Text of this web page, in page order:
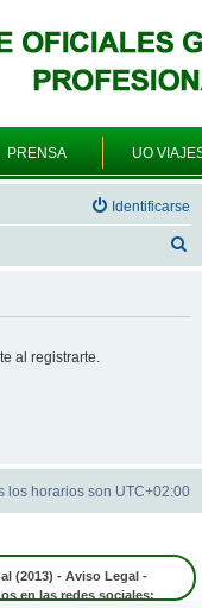
PRENSA UO
Identificarse
al registrarte.
los horarios son UTC+02:00
(2013) - Aviso Legal -
en las redes sociales: